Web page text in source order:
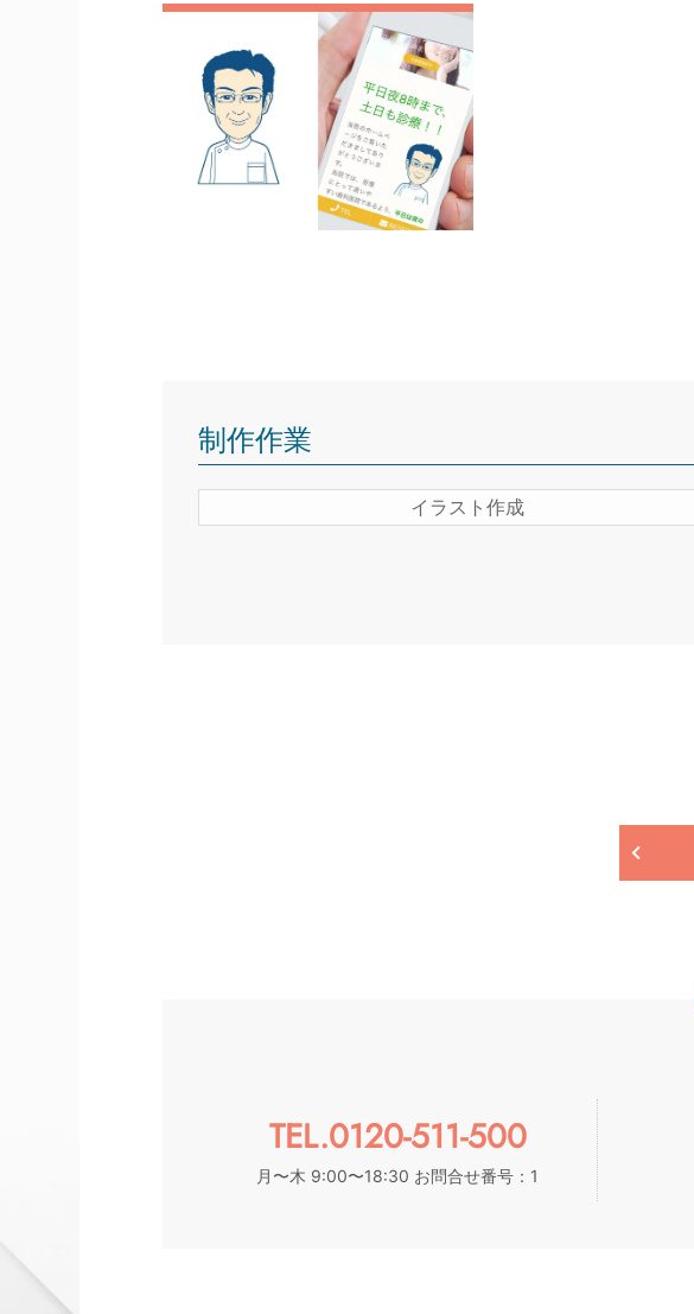
制作作業
イラスト作成
TEL.0120-511-500
月〜木 9:00〜18:30 お問合せ番号：1